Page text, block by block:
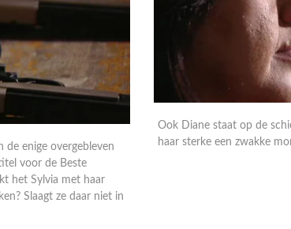
de enige overgebleven
voor de Beste
het Sylvia met haar
Slaagt ze daar niet in
Ook Diane staat op de
haar sterke een zwakke